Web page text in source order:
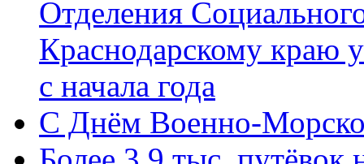
Отделения
Краснодарскому краю
с начала года
C Днём Военно-